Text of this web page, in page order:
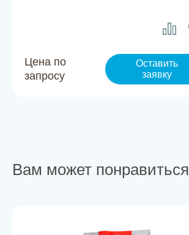
Цена по
запросу
Оставить
заявку
Вам может понравиться